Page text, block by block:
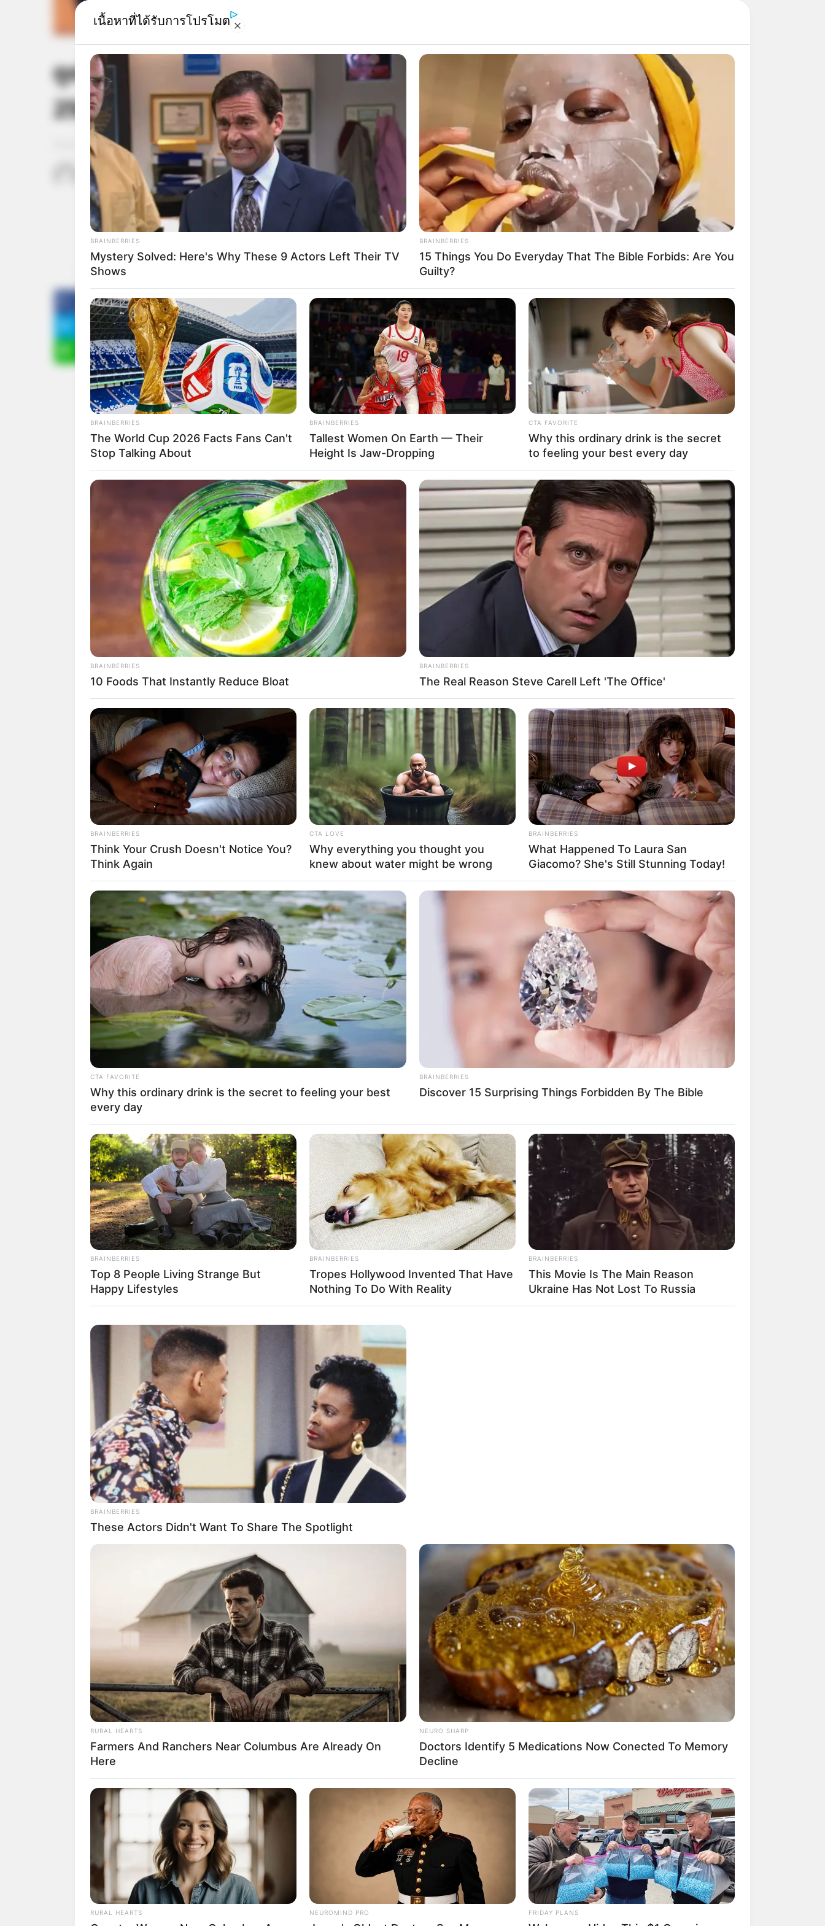
ดูดวงรายวัน ประจำวันอังคารที่ 22 มกราคม
2562 โดย อ.แก้วตา คุยดวง
ดูดวงรายวัน / ดูดวงรายวัน ประจำวันอังคารที่ 22 มกราคม 2562 โดย อ.แก้วตา คุยดวง
เจ้าหมอดู 21 ม.ค. 2019 4
ดูดวงคนเกิดวันอาทิตย์
ดวงการงานทำงานร่วมกันกับผู้อื่น แต่ผลงานไม่เป็นไปในทิศทางเดียวกัน งานมีปัญหา
ดวงการเงินมีรายได้เข้ามาส่วนนึง แต่เงินก็ยังไม่พอใช้จ่าย
ดวงความรักคนโสด กำลังรอคนที่ใช่เข้ามาเติมเต็มหัวใจ คนมีคู่ ความรู้สึกรักแรกพบ
หายไป ทำให้ชีวิตคู่ขาดสีสัน
ดูดวงคนเกิดวันจันทร์
ดวงการงานให้ระวังในเรื่องเอกสาร อาจมีปัญหาทำให้เกิดความผิดพลาดได้
ดวงการเงินอาจต้องนำเงินเก็บ หรือเงินเก่าๆ มาใช้จ่ายก่อน
ดวงความรักคนโสด ทั้งรักทั้งเจ็บยังไม่กล้าที่จะเริ่มต้น คนมีคู่ บังคับหรือใส่กรอบให้คู่
มากเกินไปจนไม่มีความเป็นตัวเอง
ดูดวงคนเกิดวันอังคาร
ดวงการงานงานที่หวังไว้มีโอกาสได้ หรือมีโอกาสประสบความสำเร็จในเรื่องงาน
ดวงการเงิน อาจตัองใช้เวลาในการเก็บออมเงิน ถึงแม้ว่าจะได้ทีละเล็กน้อยก็ตาม
ดวงความรักคนโสด ยังคงโกรธแค้นกับคนเก่าๆ และยังคงพูดถึงในทางไม่ดี คนมีคู่ ให้
ระวังในเรื่องของการทำร้ายจิตใจกัน เป็นบ่อเกิดของความบาดหมาง
ดูดวงคนเกิดวันพุธ
ดวงการงานงานเหนื่อยและต้องรับผิดชอบ เนื่องด้วยเพราะตำแหน่งที่ทำได้เพียงคน
เดียว
เนื้อหาที่ได้รับการโปรโมต
BRAINBERRIES
Mystery Solved: Here's Why These 9 Actors Left Their TV
Shows
BRAINBERRIES
15 Things You Do Everyday That The Bible Forbids: Are You
Guilty?
BRAINBERRIES
The World Cup 2026 Facts Fans Can't
Stop Talking About
BRAINBERRIES
Tallest Women On Earth — Their
Height Is Jaw-Dropping
CTA FAVORITE
Why this ordinary drink is the secret
to feeling your best every day
BRAINBERRIES
10 Foods That Instantly Reduce Bloat
BRAINBERRIES
The Real Reason Steve Carell Left 'The Office'
BRAINBERRIES
Think Your Crush Doesn't Notice You?
Think Again
CTA LOVE
Why everything you thought you
knew about water might be wrong
BRAINBERRIES
What Happened To Laura San
Giacomo? She's Still Stunning Today!
CTA FAVORITE
Why this ordinary drink is the secret to feeling your best
every day
BRAINBERRIES
Discover 15 Surprising Things Forbidden By The Bible
BRAINBERRIES
Top 8 People Living Strange But
Happy Lifestyles
BRAINBERRIES
Tropes Hollywood Invented That Have
Nothing To Do With Reality
BRAINBERRIES
This Movie Is The Main Reason
Ukraine Has Not Lost To Russia
BRAINBERRIES
These Actors Didn't Want To Share The Spotlight
RURAL HEARTS
Farmers And Ranchers Near Columbus Are Already On
Here
NEURO SHARP
Doctors Identify 5 Medications Now Conected To Memory
Decline
RURAL HEARTS NEUROMIND PRO FRIDAY PLANS
RURAL HEARTS
Single In Columbus? So Are Plenty Of
Farmers Nearby
CVS’s Nightmare Comes True: Men
Ditching Viagra For This 87¢ Generic
Aisle 7 Hack
FORGE BODY
Rub This On Your Knee For Immediate
Relief
FORGE BODY
Surgeons: This Simple Method Ends Joint Pain & Arthritis!
Try It!
MEMORY HEALTH
The Popular Drink That's Silently Destroying Your Brain
Cells (Most People Have It Daily)
Neurologists Have Identified 10
Medications Now Linked To Brain Fog
In Adults Over 60
NEURO SHARP
Brain Fog? Scientists Urge: Do This
Right Before Sleep
HABERION
Tourists' Alaska Discovery Left Police
Speechless!
BUZZ DAY
Remember Lizzie? Take A Deep Breath Before You See Her
Now
HEALTHYREHABCARE
17 Actors You Didn't Know Were Gay—No. 7 Will Blow Your
GUATEMALA DENTAL
Guatemala Dental
These Columbus Companies Have
The Lowest Car Insurance Quotes In
2026
LUMETHINK.COM
รวมวิธีกำจัดไขมันที่ได้รับความนิยมสูงสุด
ในไทย